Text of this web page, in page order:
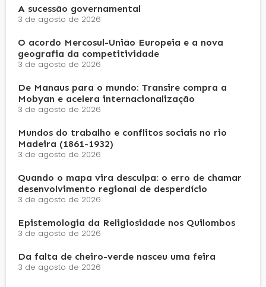
A sucessão governamental
3 de agosto de 2026
O acordo Mercosul-União Europeia e a nova
geografia da competitividade
3 de agosto de 2026
De Manaus para o mundo: Transire compra a
Mobyan e acelera internacionalização
3 de agosto de 2026
Mundos do trabalho e conflitos sociais no rio
Madeira (1861-1932)
3 de agosto de 2026
Quando o mapa vira desculpa: o erro de chamar
desenvolvimento regional de desperdício
3 de agosto de 2026
Epistemologia da Religiosidade nos Quilombos
3 de agosto de 2026
Da falta de cheiro-verde nasceu uma feira
3 de agosto de 2026